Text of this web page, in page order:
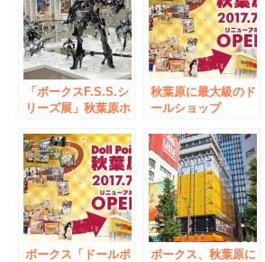
「ボークスF.S.S.シ
リーズ展」秋葉原ホ
（土）開幕
秋葉原に最大級のド
ールショップ
「ドールポイント秋
葉原」ラジオ会館に
7月1日復活
ボークス「ドールポ
ボークス、秋葉原に